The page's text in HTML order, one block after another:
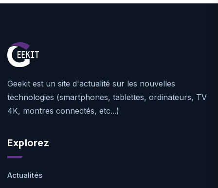
Geekit est un site d'actualité sur les nouvelles
technologies (smartphones, tablettes, ordinateurs, TV
4K, montres connectés, etc...)
Explorez
Actualités